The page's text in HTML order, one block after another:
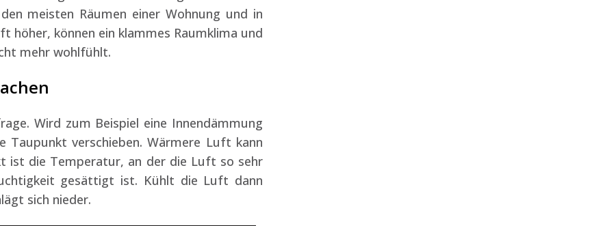
meisten Räumen einer Wohnung und in
höher, können ein klammes Raumklima und
mehr wohlfühlt.
Wird zum Beispiel eine Innendämmung
verschieben. Wärmere Luft kann
ist die Temperatur, an der die Luft so sehr
gesättigt ist. Kühlt die Luft dann
sich nieder.